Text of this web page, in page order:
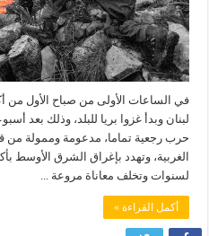
في الساعات الأولى من صباح الأول من
لبنان وبدأ غزوا بريا للبلد، وذلك بعد
حرب رجعية تماما، مدعومة وممولة من قبل
الغربية، وتهدد بإغراق الشرق الأوسط
لسنوات وتخلف معاناة مروعة ...
أكمل القراءة »